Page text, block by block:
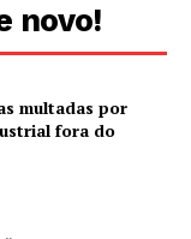
novo!
multadas por
fora do